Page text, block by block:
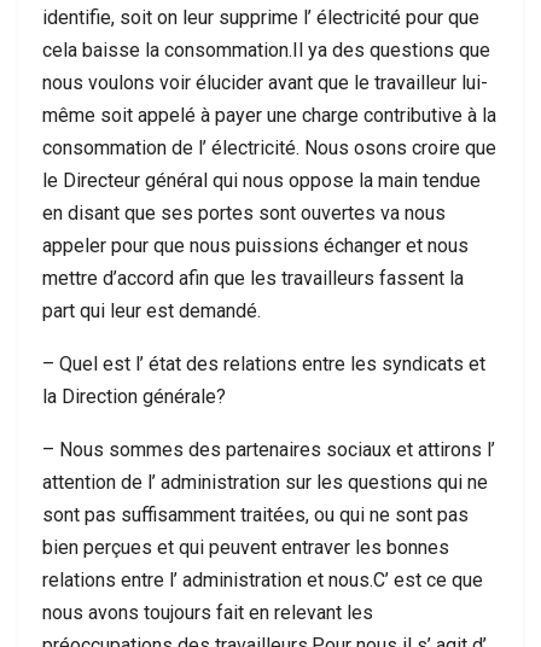
identifie, soit on leur supprime l’ électricité pour que
cela baisse la consommation.Il ya des questions que
nous voulons voir élucider avant que le travailleur lui-
même soit appelé à payer une charge contributive à la
consommation de l’ électricité. Nous osons croire que
le Directeur général qui nous oppose la main tendue
en disant que ses portes sont ouvertes va nous
appeler pour que nous puissions échanger et nous
mettre d’accord afin que les travailleurs fassent la
part qui leur est demandé.
– Quel est l’ état des relations entre les syndicats et
la Direction générale?
– Nous sommes des partenaires sociaux et attirons l’
attention de l’ administration sur les questions qui ne
sont pas suffisamment traitées, ou qui ne sont pas
bien perçues et qui peuvent entraver les bonnes
relations entre l’ administration et nous.C’ est ce que
nous avons toujours fait en relevant les